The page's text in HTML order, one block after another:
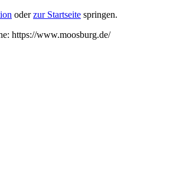
oderzur Startseite springen.
https://www.moosburg.de/